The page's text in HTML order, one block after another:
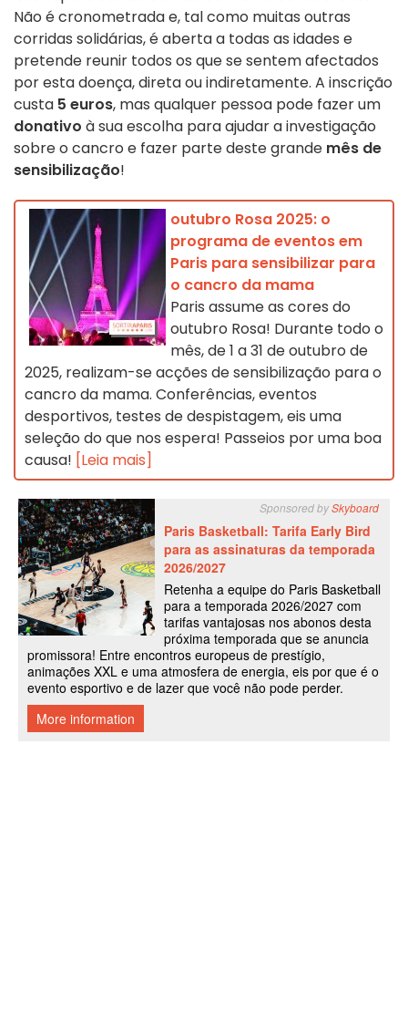
Não é cronometrada e, tal como muitas outras
corridas solidárias, é aberta a todas as idades e
pretende reunir todos os que se sentem afectados
por esta doença, direta ou indiretamente. A inscrição
custa 5 euros, mas qualquer pessoa pode fazer um
donativo à sua escolha para ajudar a investigação
sobre o cancro e fazer parte deste grande mês de
sensibilização!
outubro Rosa 2025: o
programa de eventos em
Paris para sensibilizar para
o cancro da mama
Paris assume as cores do
outubro Rosa! Durante todo o
mês, de 1 a 31 de outubro de
2025, realizam-se acções de sensibilização para o
cancro da mama. Conferências, eventos
desportivos, testes de despistagem, eis uma
seleção do que nos espera! Passeios por uma boa
causa! [Leia mais]